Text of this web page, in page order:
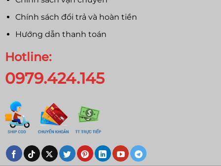
Chính sách đổi trả và hoàn tiền
Hướng dẫn thanh toán
Hotline:
0979.424.145